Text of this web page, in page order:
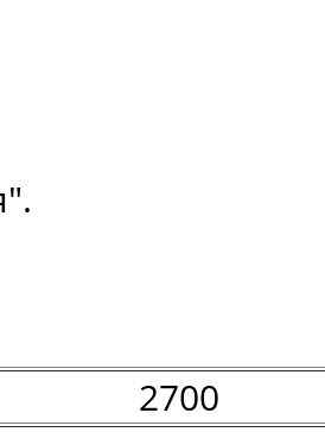
2700